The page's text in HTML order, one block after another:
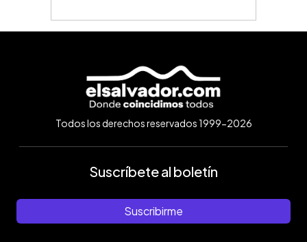
Todos los derechos reservados 1999-2026
Suscríbete al boletín
Suscribirme